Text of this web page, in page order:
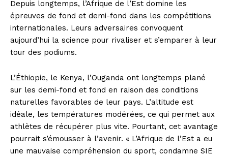
Depuis longtemps, l’Afrique de l’Est domine les
épreuves de fond et demi-fond dans les compétitions
internationales. Leurs adversaires convoquent
aujourd’hui la science pour rivaliser et s’emparer à leur
tour des podiums.
L’Éthiopie, le Kenya, l’Ouganda ont longtemps plané
sur les demi-fond et fond en raison des conditions
naturelles favorables de leur pays. L’altitude est
idéale, les températures modérées, ce qui permet aux
athlètes de récupérer plus vite. Pourtant, cet avantage
pourrait s’émousser à l’avenir. « L’Afrique de l’Est a eu
une mauvaise compréhension du sport, condamne SIE